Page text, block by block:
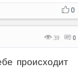
0
39 0
происходит